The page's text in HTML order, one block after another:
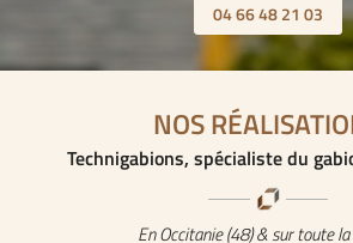
CARRIÈRES
04 66 48 21 03
NOS
Technigabions, spécialiste du
En Occitanie (48) & sur toute